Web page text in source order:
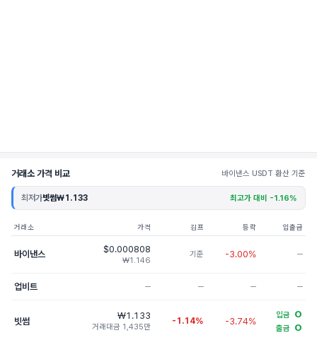
거래소 가격 비교 바이낸스 USDT 환산 기준
최저가빗썸₩1.133 최고가 대비 -1.16%
거래소 가격 김프 등락 입출금
바이낸스 $0.000808
₩1.146
기준 -3.00% ─
업비트 ─ ─ ─ ─
빗썸
₩1.133
거래대금 1,435만
-1.14% -3.74%
입금 O
출금 O